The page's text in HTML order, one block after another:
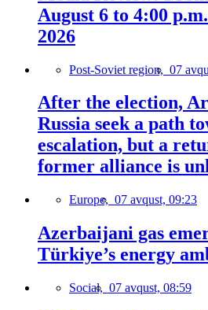
August 6 to 4:00
2026
Post-Soviet region, 07
After the election,
Russia seek a path
escalation, but a
former alliance is
Europe, 07 avqust, 09:23
Azerbaijani gas
Türkiye’s energy
Social, 07 avqust, 08:59